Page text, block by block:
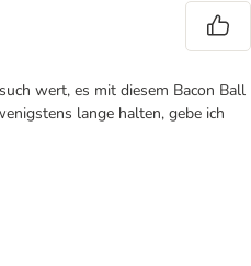
wert, es mit diesem Bacon Ball
lange halten, gebe ich